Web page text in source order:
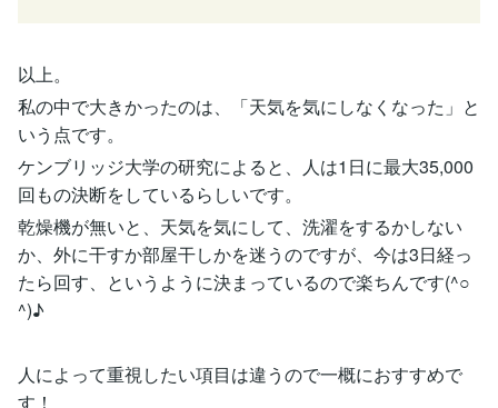
以上。
私の中で大きかったのは、「天気を気にしなくなった」と
いう点です。
ケンブリッジ大学の研究によると、人は1日に最大35,000
回もの決断をしているらしいです。
乾燥機が無いと、天気を気にして、洗濯をするかしない
か、外に干すか部屋干しかを迷うのですが、今は3日経っ
たら回す、というように決まっているので楽ちんです(^○
^)♪
人によって重視したい項目は違うので一概におすすめで
す！